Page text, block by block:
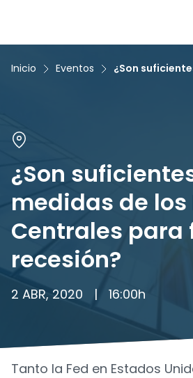
Inicio Eventos ¿Son
¿Son
medidas de los
Centrales para
recesión?
2 ABR, 2020 | 16:00h
Tanto la Fed en Estados